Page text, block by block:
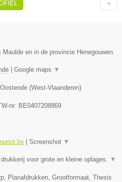
en in de provincie Henegouwen.
Google maps ▼
Oostende (West-Vlaanderen)
nr: BE0407208869
Screenshot ▼
voor grote en kleine oplages. ▼
Planafdrukken, Grootformaat, Thesis